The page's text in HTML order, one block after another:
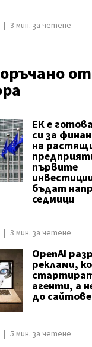
3 мин. за четене
от
ЕК е
си за
на
първите
бъдат
седмици
3 мин. за четене
OpenAI
реклами,
агенти, а
до сайтове
5 мин. за четене